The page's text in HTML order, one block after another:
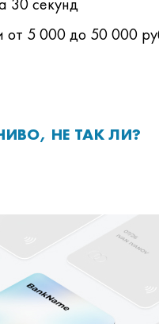
30 секунд
от 5 000 до 50 000
НЕ ТАК ЛИ?